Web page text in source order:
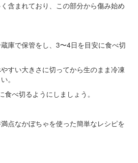
含まれており、この部分から傷み始め
庫で保管をし、3〜4日を目安に食べ切
すい大きさに切ってから生のまま冷凍
。
べ切るようにしましょう。
点なかぼちゃを使った簡単なレシピを